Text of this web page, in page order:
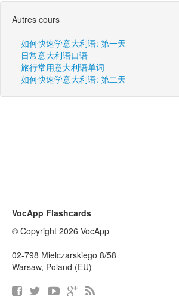
Autres cours
如何快速学意大利语: 第一天
日常意大利语口语
旅行常用意大利语单词
如何快速学意大利语: 第二天
VocApp Flashcards
© Copyright 2026 VocApp
02-798 Mielczarskiego 8/58
Warsaw, Poland (EU)